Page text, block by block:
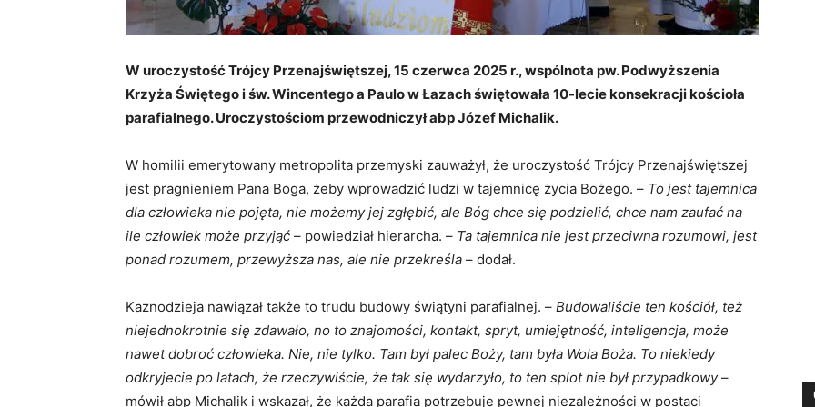
W uroczystość Trójcy Przenajświętszej, 15 czerwca 2025 r., wspólnota pw. Podwyższenia
Krzyża Świętego i św. Wincentego a Paulo w Łazach świętowała 10-lecie konsekracji kościoła
parafialnego. Uroczystościom przewodniczył abp Józef Michalik.
W homilii emerytowany metropolita przemyski zauważył, że uroczystość Trójcy Przenajświętszej
jest pragnieniem Pana Boga, żeby wprowadzić ludzi w tajemnicę życia Bożego. – To jest tajemnica
dla człowieka nie pojęta, nie możemy jej zgłębić, ale Bóg chce się podzielić, chce nam zaufać na
ile człowiek może przyjąć – powiedział hierarcha. – Ta tajemnica nie jest przeciwna rozumowi, jest
ponad rozumem, przewyższa nas, ale nie przekreśla – dodał.
Kaznodzieja nawiązał także to trudu budowy świątyni parafialnej. – Budowaliście ten kościół, też
niejednokrotnie się zdawało, no to znajomości, kontakt, spryt, umiejętność, inteligencja, może
nawet dobroć człowieka. Nie, nie tylko. Tam był palec Boży, tam była Wola Boża. To niekiedy
odkryjecie po latach, że rzeczywiście, że tak się wydarzyło, to ten splot nie był przypadkowy–
mówił abp Michalik i wskazał, że każda parafia potrzebuje pewnej niezależności w postaci